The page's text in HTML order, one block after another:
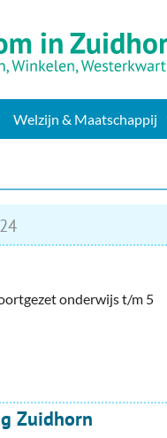
Welzijn & Maatschappij
Ouderen
onderwijs t/m 5
Zuidhorn